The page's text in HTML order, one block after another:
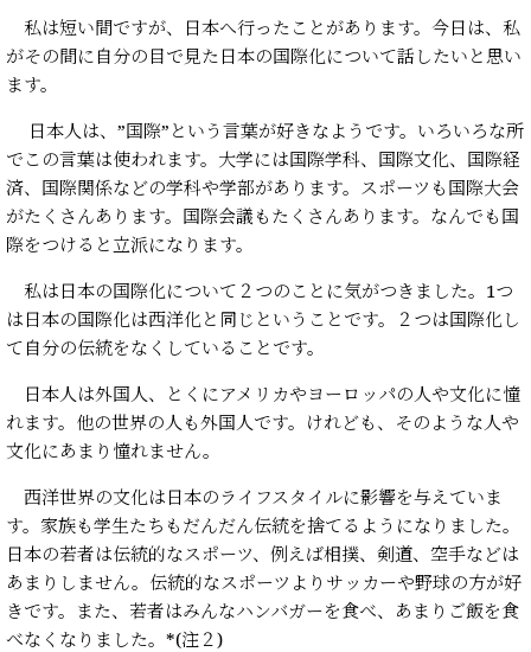
私は短い間ですが、日本へ行ったことがあります。今日は、私
がその間に自分の目で見た日本の国際化について話したいと思い
ます。
日本人は、”国際”という言葉が好きなようです。いろいろな所
でこの言葉は使われます。大学には国際学科、国際文化、国際経
済、国際関係などの学科や学部があります。スポーツも国際大会
がたくさんあります。国際会議もたくさんあります。なんでも国
際をつけると立派になります。
私は日本の国際化について２つのことに気がつきました。1つ
は日本の国際化は西洋化と同じということです。２つは国際化し
て自分の伝統をなくしていることです。
日本人は外国人、とくにアメリカやヨーロッパの人や文化に憧
れます。他の世界の人も外国人です。けれども、そのような人や
文化にあまり憧れません。
西洋世界の文化は日本のライフスタイルに影響を与えていま
す。家族も学生たちもだんだん伝統を捨てるようになりました。
日本の若者は伝統的なスポーツ、例えば相撲、剣道、空手などは
あまりしません。伝統的なスポーツよりサッカーや野球の方が好
きです。また、若者はみんなハンバガーを食べ、あまりご飯を食
べなくなりました。*(注２)